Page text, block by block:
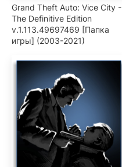
Grand Theft Auto: Vice City -
The Definitive Edition
v.1.113.49697469 [Папка
игры] (2003-2021)